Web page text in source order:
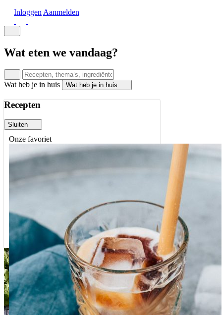
Inloggen Aanmelden
Wat eten we vandaag?
Wat heb je in huis Wat heb je in huis
Recepten
Sluiten
Onze favoriet